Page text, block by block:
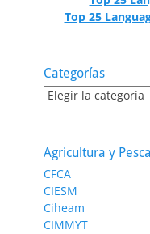
Top 25
Categorías
Categorías
Agricultura y Pesca
CFCA
CIESM
Ciheam
CIMMYT